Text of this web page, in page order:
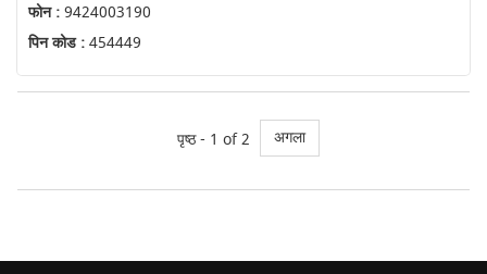
फोन :9424003190
पिन कोड :454449
पृष्ठ - 1 of 2 अगला